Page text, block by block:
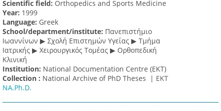
Scientific field: Orthopedics and Sports Medicine
Υear: 1999
Language: Greek
School/department/institute: Πανεπιστήμιο
Ιωαννίνων ▶ Σχολή Επιστημών Υγείας ▶ Τμήμα
Ιατρικής ▶ Χειρουργικός Τομέας ▶ Ορθοπεδική
Κλινική
Institution: National Documentation Centre (EKT)
Collection : National Archive of PhD Theses | ΕΚΤ
NA.Ph.D.